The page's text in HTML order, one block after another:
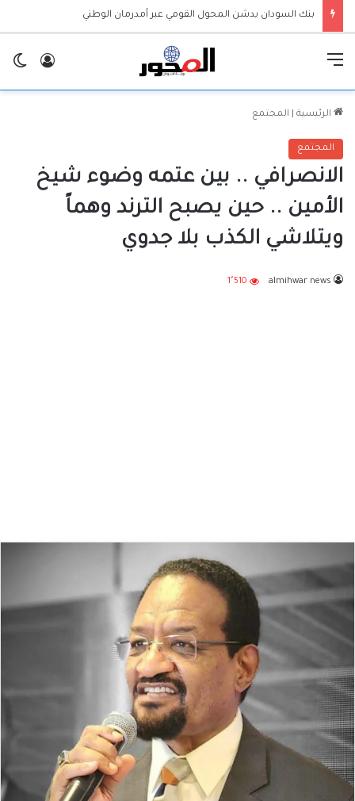
الرئيسية المجتمع
المجتمع
الانصرافي .. بين عتمه وضوء شيخ
الأمين .. حين يصبح الترند وهماً
ويتلاشي الكذب بلا جدوي
almihwar news 1٬510